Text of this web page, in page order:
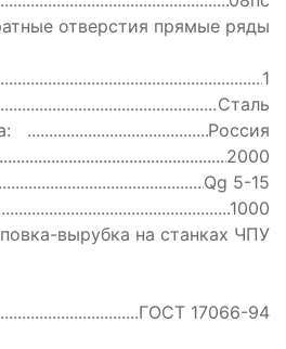
отверстия прямые ряды
1
Сталь
Россия
2000
Qg 5-15
1000
вырубка на станках ЧПУ
ГОСТ 17066-94